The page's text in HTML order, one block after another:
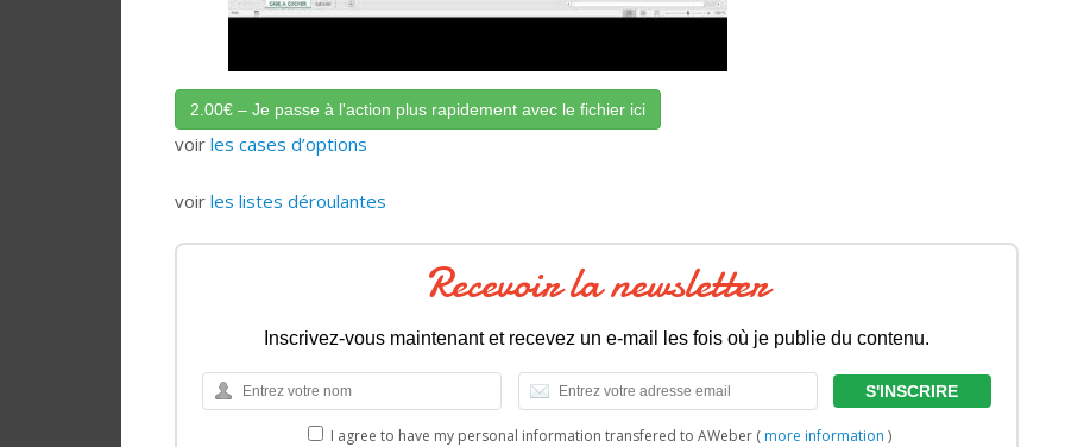
2.00€ – Je passe à l'action plus rapidement avec le fichier ici
voir les cases d’options
voir les listes déroulantes
Recevoir la newsletter
Inscrivez-vous maintenant et recevez un e-mail les fois où je publie du contenu.
I agree to have my personal information transfered to AWeber ( more information )